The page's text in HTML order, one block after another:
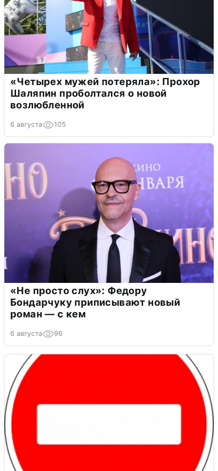
«Четырех мужей потеряла»: Прохор
Шаляпин проболтался о новой
возлюбленной
6 августа 105
«Не просто слух»: Федору
Бондарчуку приписывают новый
роман — с кем
6 августа 96